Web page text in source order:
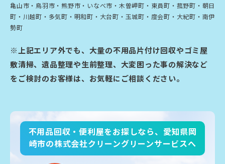
亀山市・鳥羽市・熊野市・いなべ市・木曽岬町・東員町・菰野町・朝日
町・川越町・多気町・明和町・大台町・玉城町・度会町・大紀町・南伊
勢町
※上記エリア外でも、大量の不用品片付け回収やゴミ屋
敷清掃、遺品整理や生前整理、大変困った事の解決など
をご検討のお客様は、お気軽にご相談ください。
不用品回収・便利屋をお探しなら、愛知県岡
崎市の株式会社クリーングリーンサービスへ